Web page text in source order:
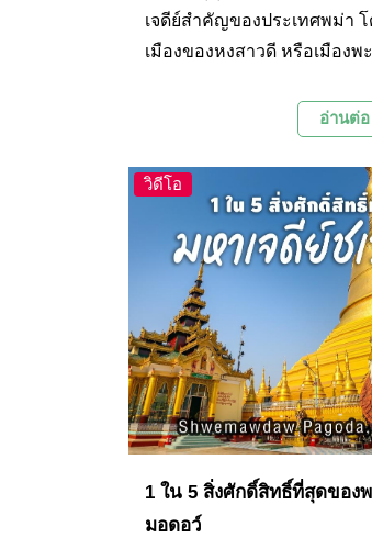
เจดีย์สำคัญของประเทศพม่า
เมืองของหงสาวดี หรือเมืองพ
เป็นที่ประดิษฐานของพระบร
พระเกศาและพระทนต์ ตั้งอยู่ใ
พม่า
อ่านต่อ
วิดีโอ
1 ใน 5 สิ่งศักดิ์สิทธิ์ที่สุดของ
มอดอว์